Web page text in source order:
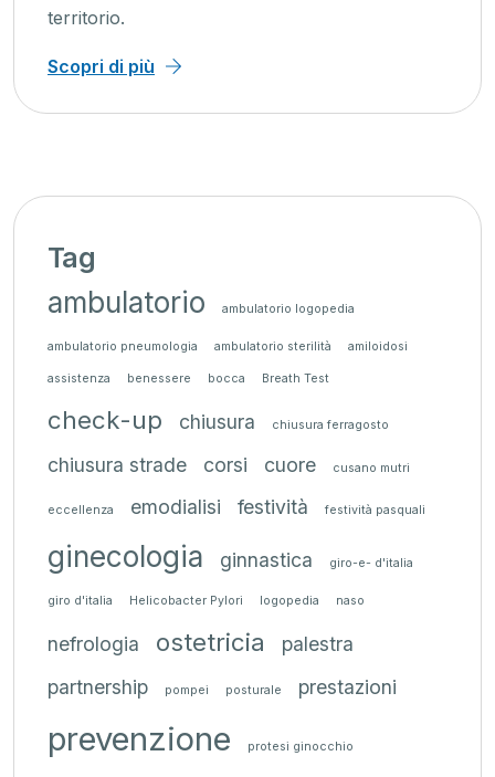
territorio.
Scopri di più
Tag
ambulatorio ambulatorio logopedia
ambulatorio pneumologia ambulatorio sterilità amiloidosi
assistenza benessere bocca Breath Test
check-up chiusura chiusura ferragosto
chiusura strade corsi cuore cusano mutri
eccellenza emodialisi festività festività pasquali
ginecologia ginnastica giro-e- d'italia
giro d'italia Helicobacter Pylori logopedia naso
nefrologia ostetricia
palestra
partnership
pompei posturale prestazioni
prevenzione protesi ginocchio